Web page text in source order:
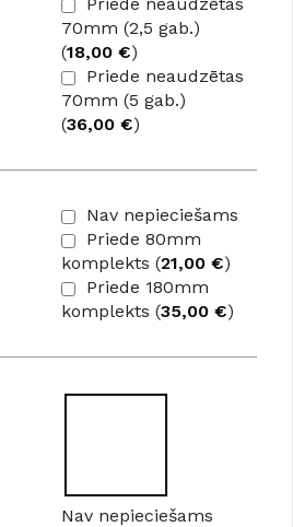
70mm (2,5 gab.)
(18,00 €)
Priede neaudzētas
70mm (5 gab.)
(36,00 €)
Nav nepieciešams
Priede 80mm
komplekts (21,00 €)
Priede 180mm
komplekts (35,00 €)
Nav nepieciešams